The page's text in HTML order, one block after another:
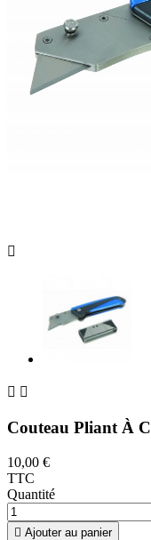

 
Couteau Pliant À
10,00 €
TTC
Quantité
 Ajouter au panier